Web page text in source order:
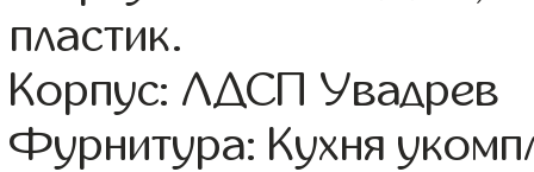
пластик.
Корпус: ЛДСП Увадрев
Фурнитура: Кухня